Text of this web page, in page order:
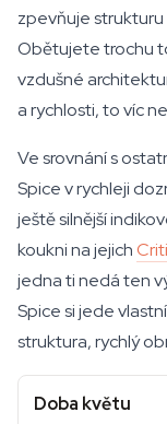
zpevňuje
Obětujete trochu
vzdušné
a rychlosti, to víc
Ve srovnání s
Spice v rychleji
ještě silnější
koukni na jejich
jedna ti nedá ten
Spice si jede
struktura, rychlý
Doba květu